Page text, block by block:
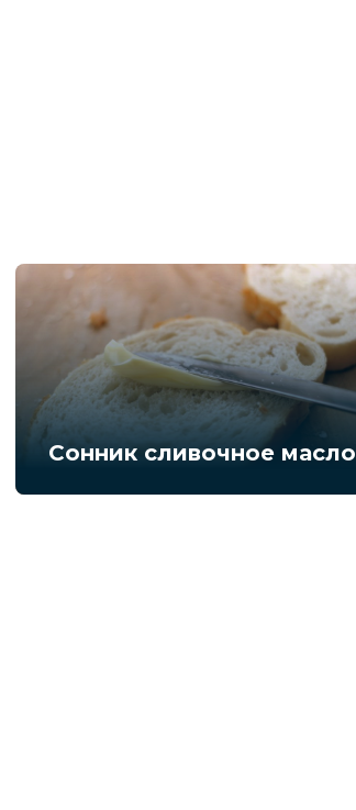
Сонник сливочное масло